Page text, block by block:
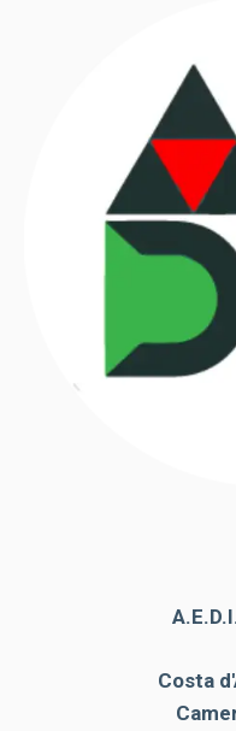
Costa